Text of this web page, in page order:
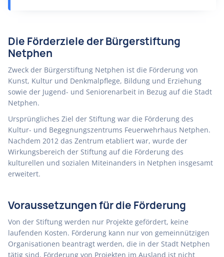
Die Förderziele der Bürgerstiftung
Netphen
Zweck der Bürgerstiftung Netphen ist die Förderung von
Kunst, Kultur und Denkmalpflege, Bildung und Erziehung
sowie der Jugend- und Seniorenarbeit in Bezug auf die Stadt
Netphen.
Ursprüngliches Ziel der Stiftung war die Förderung des
Kultur- und Begegnungszentrums Feuerwehrhaus Netphen.
Nachdem 2012 das Zentrum etabliert war, wurde der
Wirkungsbereich der Stiftung auf die Förderung des
kulturellen und sozialen Miteinanders in Netphen insgesamt
erweitert.
Voraussetzungen für die Förderung
Von der Stiftung werden nur Projekte gefördert, keine
laufenden Kosten. Förderung kann nur von gemeinnützigen
Organisationen beantragt werden, die in der Stadt Netphen
tätig sind. Förderung von Projekten im Ausland ist nicht